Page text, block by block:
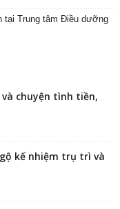
tại Trung tâm Điều dưỡng
và chuyện tình tiền,
kế nhiệm trụ trì và